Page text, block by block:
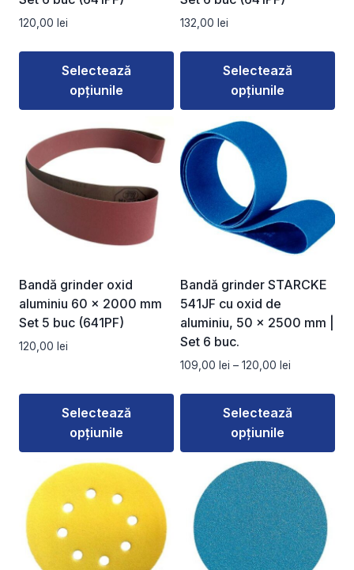
120,00 lei
Selectează
opțiunile
produs
are
mai
multe
variații.
Opțiunile
fi
alese
în
produsului.
132,00 lei
Selectează
opțiunile
produs
are
mai
multe
variații.
Opțiunile
fi
alese
în
pagina
Bandă grinder oxid
aluminiu 60 x 2000 mm
Set 5 buc (641PF)
120,00 lei
Selectează
opțiunile
produs
are
mai
multe
variații.
Bandă grinder STARCKE
541JF cu oxid de
aluminiu, 50 × 2500 mm |
Set 6 buc.
109,00 lei – 120,00 lei
prețuri:
109,00 lei
Selectează
opțiunile
produs
are
mai
multe
variații.